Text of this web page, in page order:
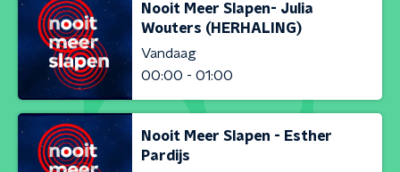
Nooit Meer Slapen- Julia
Wouters (HERHALING)
Vandaag
00:00 - 01:00
Nooit Meer Slapen - Esther
Pardijs